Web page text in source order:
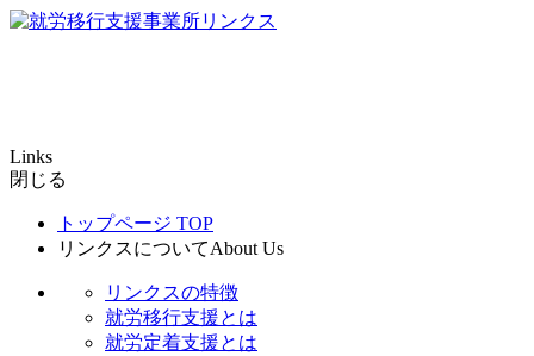
Links
閉じる
トップページ TOP
リンクスについてAbout Us
リンクスの特徴
就労移行支援とは
就労定着支援とは